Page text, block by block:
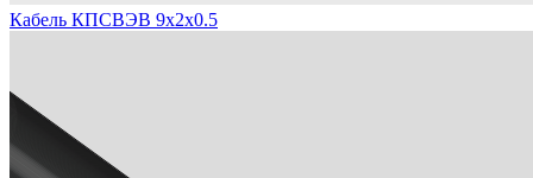
Кабель КПСВЭВ 9х2х0.5